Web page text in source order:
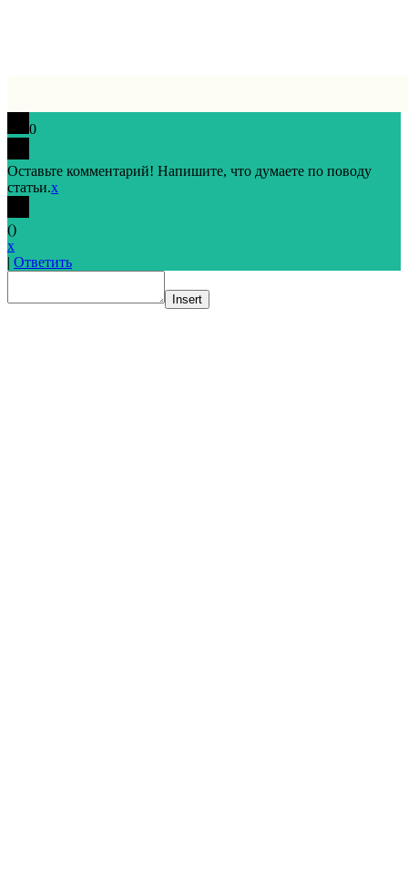
0
Оставьте комментарий! Напишите, что думаете по поводу
статьи.x
()
x
| Ответить
Insert